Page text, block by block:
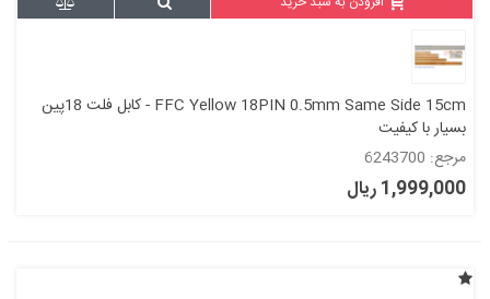
FFC Yellow 18PIN 0.5mm Same Side 15cm - کابل فلت 18پین
بسیار با کیفیت
مرجع: 6243700
1,999,000 ریال